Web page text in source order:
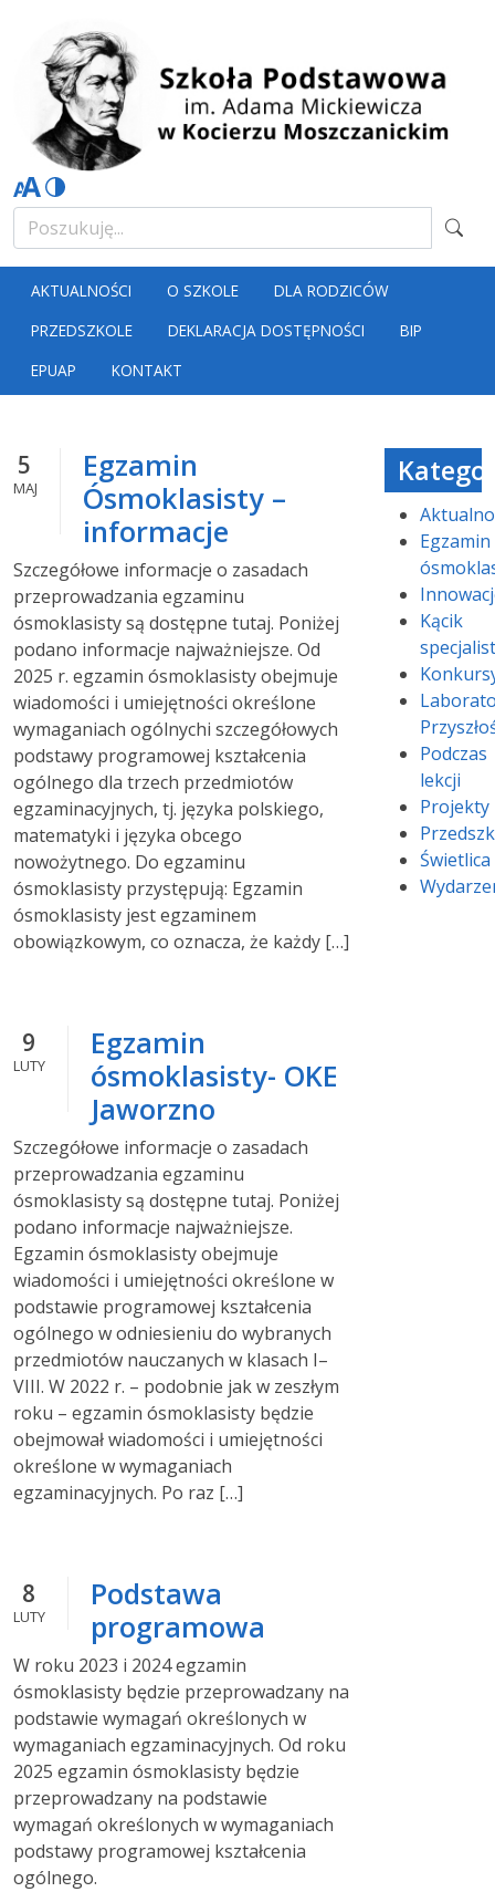
AKTUALNOŚCI O SZKOLE
DLA RODZICÓW
PRZEDSZKOLE
DEKLARACJA DOSTĘPNOŚCI
BIP
EPUAP
KONTAKT
5
MAJ
Egzamin
Ósmoklasisty –
informacje
Szczegółowe informacje o zasadach
przeprowadzania egzaminu
ósmoklasisty są dostępne tutaj. Poniżej
podano informacje najważniejsze. Od
2025 r. egzamin ósmoklasisty obejmuje
wiadomości i umiejętności określone
wymaganiach ogólnychi szczegółowych
podstawy programowej kształcenia
ogólnego dla trzech przedmiotów
egzaminacyjnych, tj. języka polskiego,
matematyki i języka obcego
nowożytnego. Do egzaminu
ósmoklasisty przystępują: Egzamin
ósmoklasisty jest egzaminem
obowiązkowym, co oznacza, że każdy […]
9
LUTY
Egzamin
ósmoklasisty- OKE
Jaworzno
Szczegółowe informacje o zasadach
przeprowadzania egzaminu
ósmoklasisty są dostępne tutaj. Poniżej
podano informacje najważniejsze.
Egzamin ósmoklasisty obejmuje
wiadomości i umiejętności określone ‎w
podstawie programowej kształcenia
ogólnego w odniesieniu do wybranych
przedmiotów ‎nauczanych w klasach I–
VIII. W 2022 r. – podobnie jak w zeszłym
roku – egzamin ósmoklasisty będzie
obejmował wiadomości i umiejętności
określone w wymaganiach
egzaminacyjnych. Po raz […]
8
LUTY
Podstawa
programowa
W roku 2023 i 2024 egzamin
ósmoklasisty będzie przeprowadzany na
podstawie wymagań określonych w
wymaganiach egzaminacyjnych. Od roku
2025 egzamin ósmoklasisty będzie
przeprowadzany na podstawie
wymagań określonych w wymaganiach
podstawy programowej kształcenia
ogólnego.
Egzamin
Kącik
Podczas
lekcji
Projekty
Świetlica